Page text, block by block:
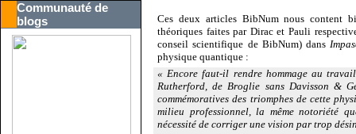
Communauté de
blogs
Ces deux articles BibNum nous content
théoriques faites par Dirac et Pauli
conseil scientifique de BibNum) dans
physique quantique :
« Encore faut-il rendre hommage au
Rutherford, de Broglie sans Davisson &
commémoratives des triomphes de cette
milieu professionnel, la même notoriété
nécessité de corriger une vision par trop